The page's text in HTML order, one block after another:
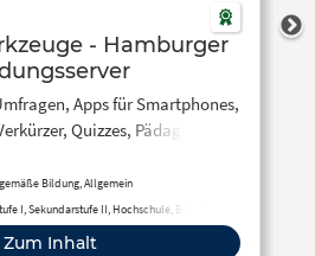
- Hamburger
Apps für Smartphones,
Quizzes, Pädagogische
Bildung, Allgemein
I, Sekundarstufe II, Hochschule, Berufliche
Erwachsenenbildung, Fernunterricht
Zum Inhalt